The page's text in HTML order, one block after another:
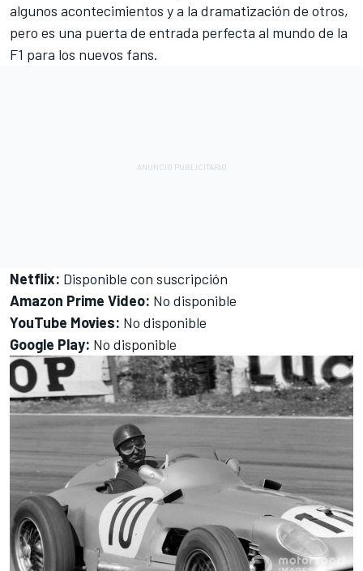
algunos acontecimientos y a la dramatización de otros,
pero es una puerta de entrada perfecta al mundo de la
F1 para los nuevos fans.
Netflix: Disponible con suscripción
Amazon Prime Video: No disponible
YouTube Movies: No disponible
Google Play: No disponible